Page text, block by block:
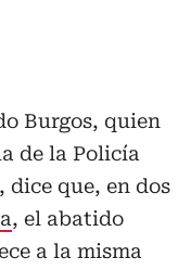
Burgos, quien
de la Policía
, dice que, en dos
, el abatido
a la misma